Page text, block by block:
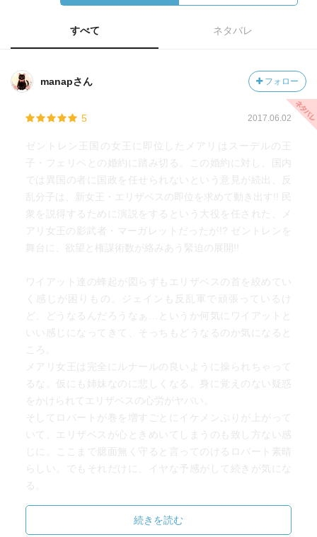
すべて ネタバレ
manapさん フォロー
5 2017.06.02
ゼントレン王国の女王に即位したメアリはスーデルの王
子・フェリペとの婚約に踏み切る。この婚約に対し、国内
では異国の者に国政を任せられないという意見が続出、反
乱分子は、新女王・エリザベスの即位を求めて動き出す!! 民
衆を説得するために演説をするという大役を任された、メ
アリ女王の影武者・マーガレットだったが!? ゼントレンを
舞台に、欲望と権謀術数が絡みあう緊迫の展開!!
ワイアット達の蜂起が図らずもエリザベスの首を絞めてい
く感じが困りもの。ジェインも反乱軍で頑張っているけ
ど、どうなるんだろうなぁ…というか何気にワイアットと
いい感じになってきて、そっちもどうなるのか気になると
ころ。
メアリ女王は完全にルナールの良いように操られちゃって
るな。仮にも姉妹なのに悲しくなる。身に覚えのない疑惑
をかけられてエリザベスの心労がヤバい。
そしてロバートが巻を増すごとにイケメンぷりが上がって
いて、エリザベスが心ときめいてしまうのも致し方ない感
じに。ここまで臆面無く守ると言ってのけるロバート素晴
らしい。でもそれだけに、イヤな予感がして続きが気にな
る。
続きを読む